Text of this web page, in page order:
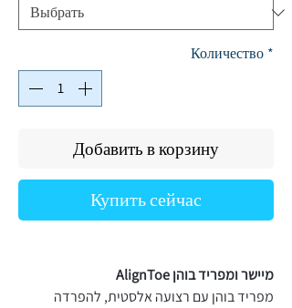
Количество *
Добавить в корзину
Купить сейчас
מיישר ומפריד בוהן AlignToe
מפריד בוהן עם רצועה אלסטית, להפרדה